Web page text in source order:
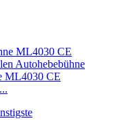
ML4030 CE